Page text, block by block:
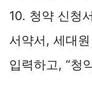
10. 청약 신청
서약서, 세대
입력하고, “청